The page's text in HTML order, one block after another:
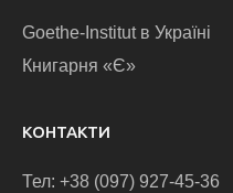
Goethe-Institut в Україні
Книгарня «Є»
КОНТАКТИ
Тел: +38 (097) 927-45-36